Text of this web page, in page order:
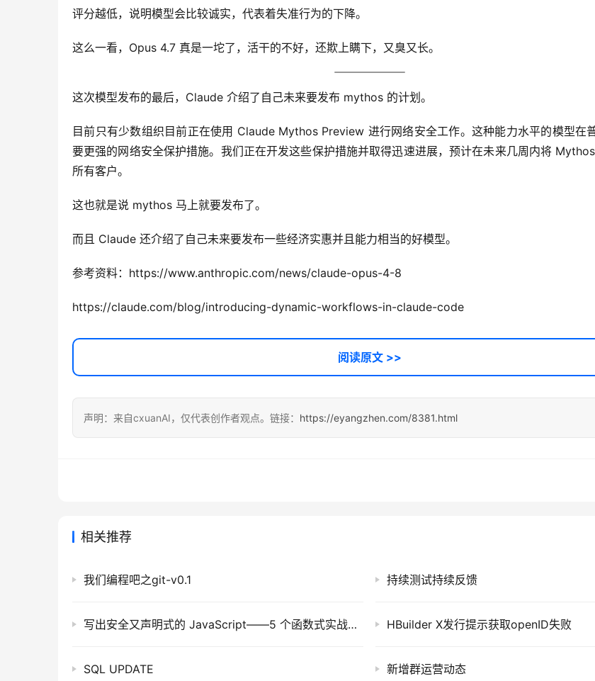
评分越低，说明模型会比较诚实，代表着失准行为的下降。
这么一看，Opus 4.7 真是一坨了，活干的不好，还欺上瞒下，又臭又长。
这次模型发布的最后，Claude 介绍了自己未来要发布 mythos 的计划。
目前只有少数组织目前正在使用 Claude Mythos Preview 进行网络安全工作。这种能力水平的模型在
要更强的网络安全保护措施。我们正在开发这些保护措施并取得迅速进展，预计在未来几周内将
所有客户。
这也就是说 mythos 马上就要发布了。
而且 Claude 还介绍了自己未来要发布一些经济实惠并且能力相当的好模型。
参考资料：https://www.anthropic.com/news/claude-opus-4-8
https://claude.com/blog/introducing-dynamic-workflows-in-claude-code
阅读原文 >>
声明：来自cxuanAI，仅代表创作者观点。链接： https://eyangzhen.com/8381.html
相关推荐
我们编程吧之git-v0.1 持续测试持续反馈
写出安全又声明式的 JavaScript——5 个函数式实战模式 HBuilder X发行提示获取openID失败
SQL UPDATE 新增群运营动态